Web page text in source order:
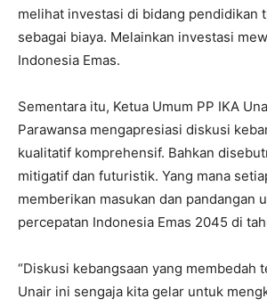
melihat investasi di bidang pendidikan
sebagai biaya. Melainkan investasi
Indonesia Emas.
Sementara itu, Ketua Umum PP IKA
Parawansa mengapresiasi diskusi
kualitatif komprehensif. Bahkan
mitigatif dan futuristik. Yang mana
memberikan masukan dan pandangan
percepatan Indonesia Emas 2045 di
“Diskusi kebangsaan yang membedah
Unair ini sengaja kita gelar untuk